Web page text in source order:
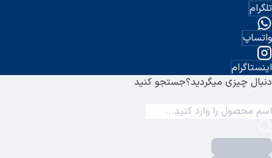
تلگرام
واتساپ
اینستاگرام
دنبال چیزی میگردید؟جستجو کنید